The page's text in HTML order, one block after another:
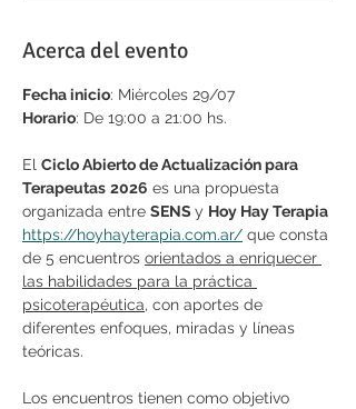
Acerca del evento
Fecha inicio: Miércoles 29/07
Horario: De 19:00 a 21:00 hs.
El Ciclo Abierto de Actualización para
Terapeutas 2026 es una propuesta
organizada entre SENS y Hoy Hay Terapia
https://hoyhayterapia.com.ar/ que consta
de 5 encuentros orientados a enriquecer
las habilidades para la práctica
psicoterapéutica, con aportes de
diferentes enfoques, miradas y líneas
teóricas.
Los encuentros tienen como objetivo